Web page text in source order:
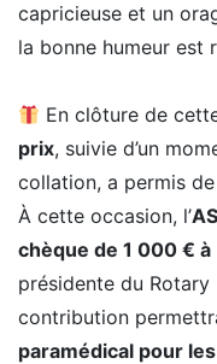
capricieuse et un
la bonne humeur est
En clôture de
prix, suivie d’un
collation, a permis
À cette occasion, l’
chèque de 1 000 €
présidente du
contribution
paramédical pour